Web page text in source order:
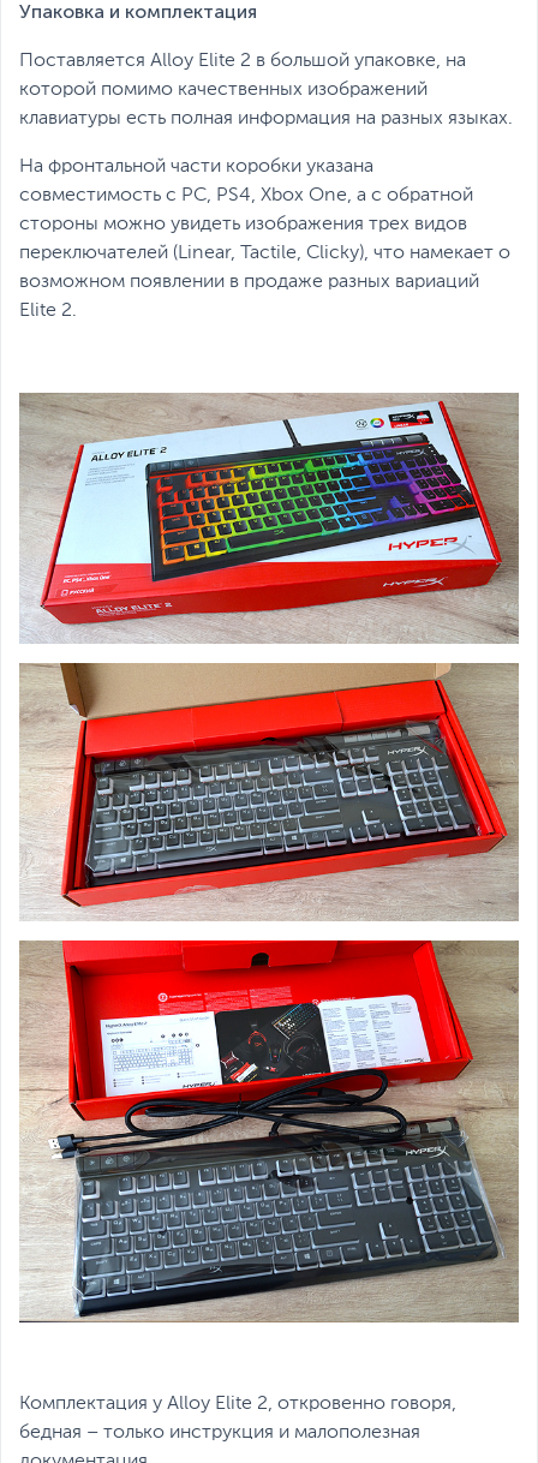
Упаковка и комплектация
Поставляется Alloy Elite 2 в большой упаковке, на
которой помимо качественных изображений
клавиатуры есть полная информация на разных языках.
На фронтальной части коробки указана
совместимость с PC, PS4, Xbox One, а с обратной
стороны можно увидеть изображения трех видов
переключателей (Linear, Tactile, Clicky), что намекает о
возможном появлении в продаже разных вариаций
Elite 2.
Комплектация у Alloy Elite 2, откровенно говоря,
бедная – только инструкция и малополезная